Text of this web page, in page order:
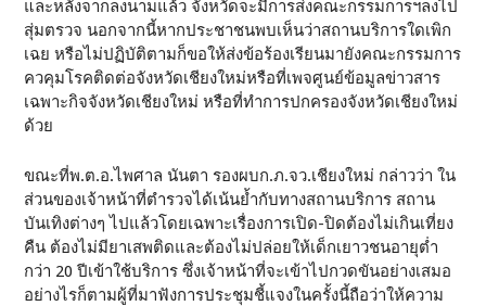
และหลังจากลงนามแล้ว จังหวัดจะมีการส่งคณะกรรมการฯลงไป
สุ่มตรวจ นอกจากนี้หากประชาชนพบเห็นว่าสถานบริการใดเพิก
เฉย หรือไม่ปฏิบัติตามก็ขอให้ส่งข้อร้องเรียนมายังคณะกรรมการ
ควคุมโรคติดต่อจังหวัดเชียงใหม่หรือที่เพจศูนย์ข้อมูลข่าวสาร
เฉพาะกิจจังหวัดเชียงใหม่ หรือที่ทำการปกครองจังหวัดเชียงใหม่
ด้วย
ขณะที่พ.ต.อ.ไพศาล นันตา รองผบก.ภ.จว.เชียงใหม่ กล่าวว่า ใน
ส่วนของเจ้าหน้าที่ตำรวจได้เน้นย้ำกับทางสถานบริการ สถาน
บันเทิงต่างๆ ไปแล้วโดยเฉพาะเรื่องการเปิด-ปิดต้องไม่เกินเที่ยง
คืน ต้องไม่มียาเสพติดและต้องไม่ปล่อยให้เด็กเยาวชนอายุต่ำ
กว่า 20 ปีเข้าใช้บริการ ซึ่งเจ้าหน้าที่จะเข้าไปกวดขันอย่างเสมอ
อย่างไรก็ตามผู้ที่มาฟังการประชุมชี้แจงในครั้งนี้ถือว่าให้ความ